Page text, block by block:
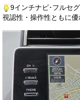
9インチナビ･フルセ
視認性・操作性ともに